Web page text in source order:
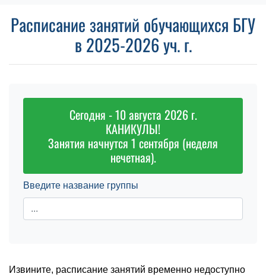
Расписание занятий обучающихся БГУ
в 2025-2026 уч. г.
Сегодня - 10 августа 2026 г.
КАНИКУЛЫ!
Занятия начнутся 1 сентября (неделя
нечетная).
Введите название группы
Извините, расписание занятий временно недоступно